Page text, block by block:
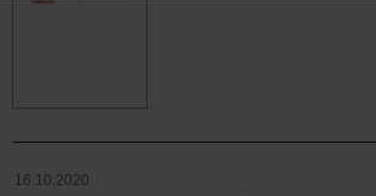
16.10.2020